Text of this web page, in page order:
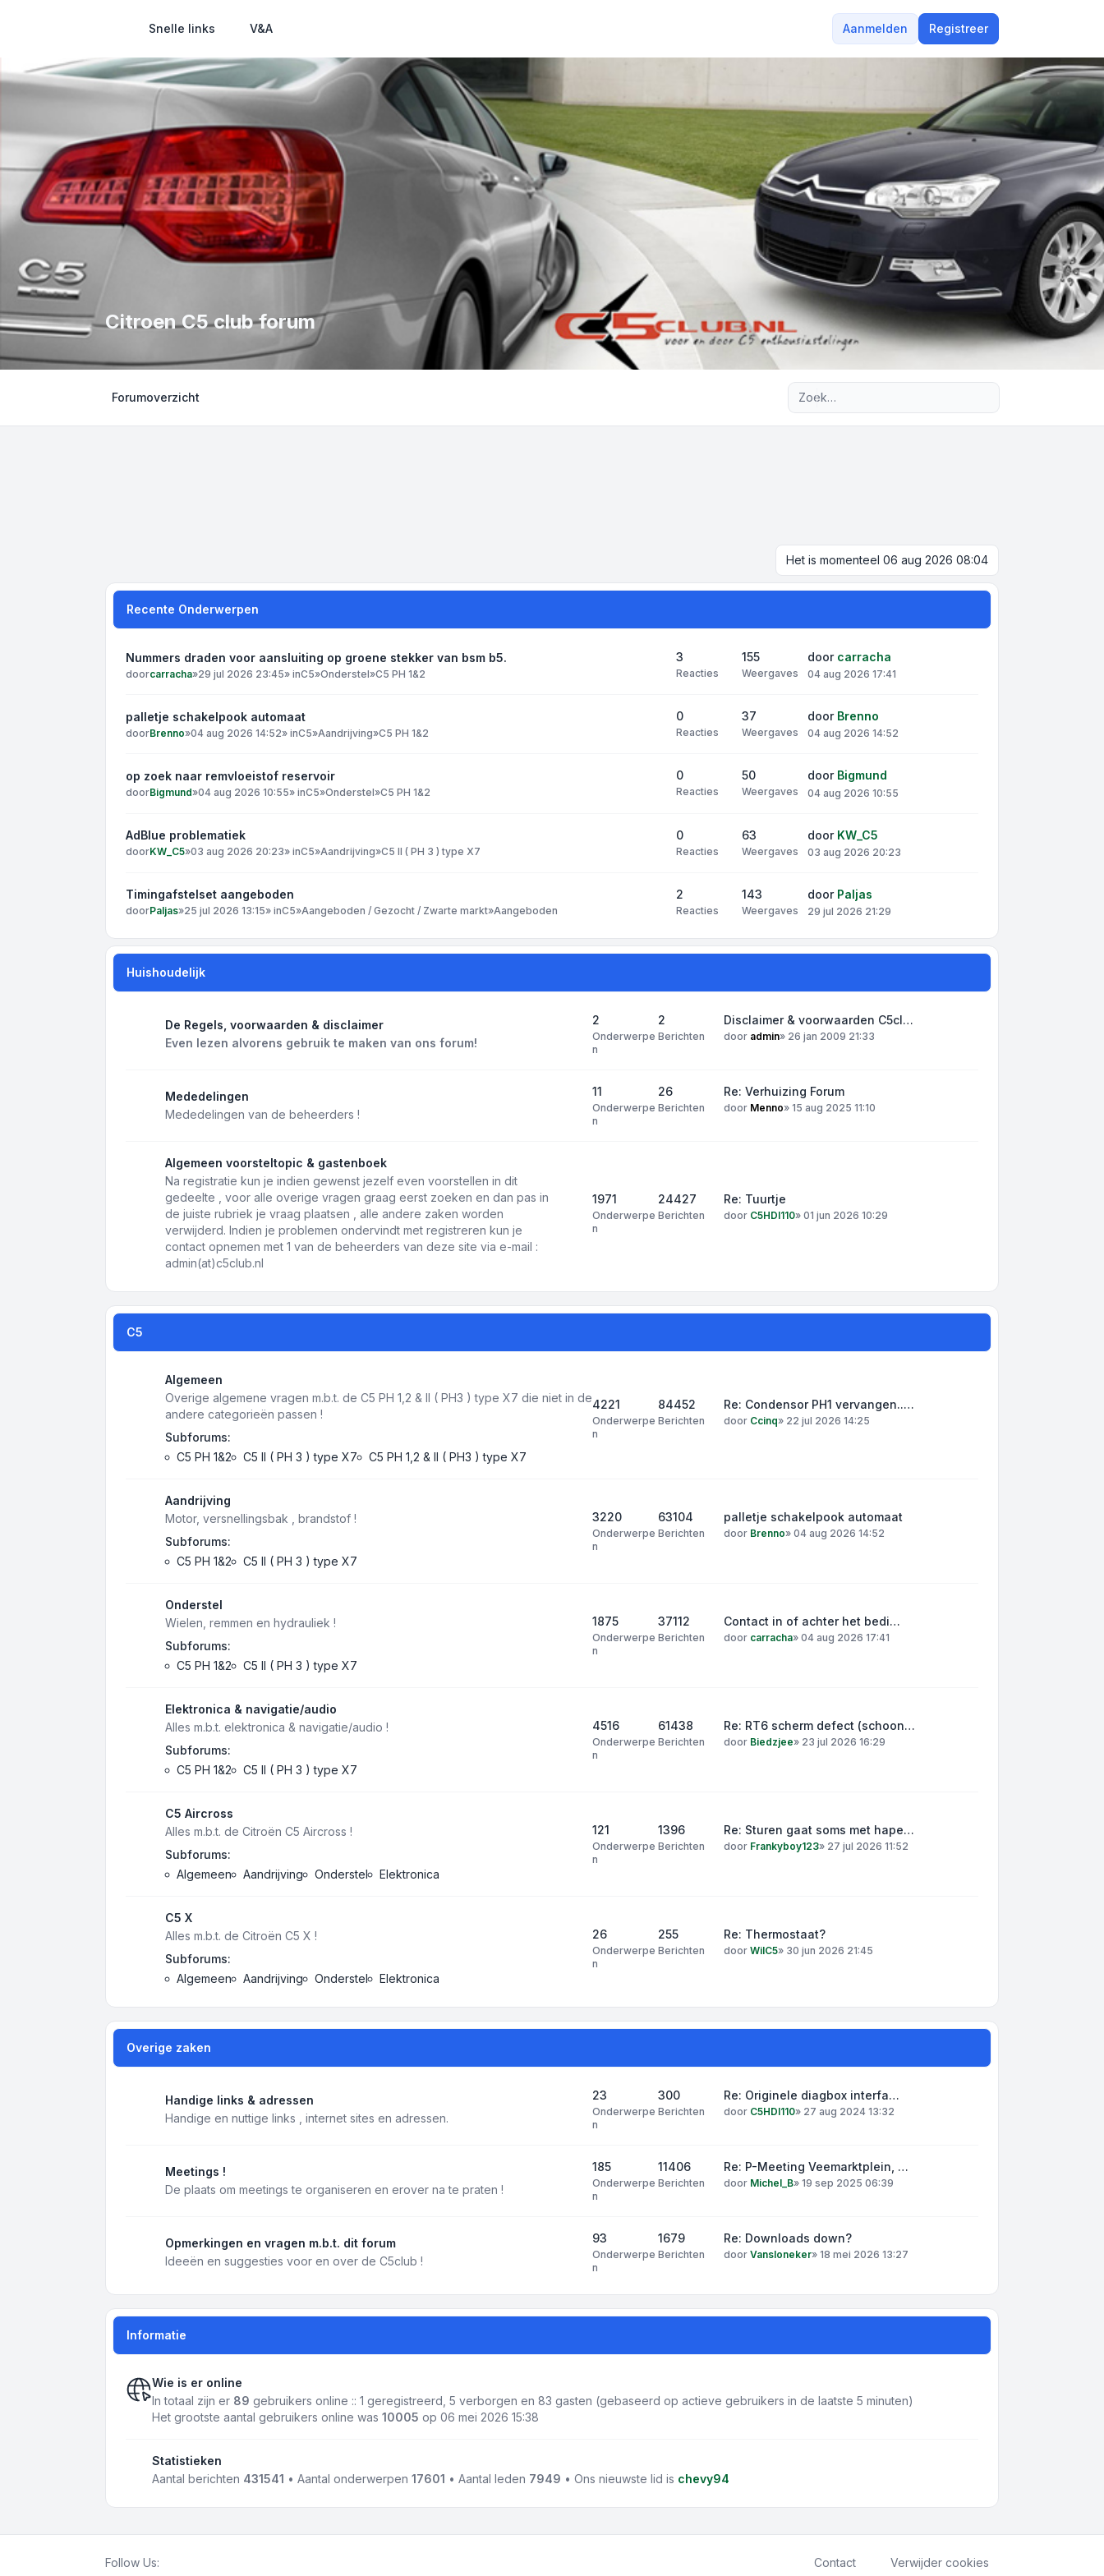
Snelle links V&A Aanmelden Registreer
Citroen C5 club forum
Forumoverzicht
Het is momenteel 06 aug 2026 08:04
Recente Onderwerpen
Nummers draden voor aansluiting op groene stekker van bsm b5.
doorcarracha»29 jul 2026 23:45» inC5»Onderstel»C5 PH 1&2
3
Reacties
155
Weergaves
door carracha
04 aug 2026 17:41
palletje schakelpook automaat
doorBrenno»04 aug 2026 14:52» inC5»Aandrijving»C5 PH 1&2
0
Reacties
37
Weergaves
door Brenno
04 aug 2026 14:52
op zoek naar remvloeistof reservoir
doorBigmund»04 aug 2026 10:55» inC5»Onderstel»C5 PH 1&2
0
Reacties
50
Weergaves
door Bigmund
04 aug 2026 10:55
AdBlue problematiek
doorKW_C5»03 aug 2026 20:23» inC5»Aandrijving»C5 II ( PH 3 ) type X7
0
Reacties
63
Weergaves
door KW_C5
03 aug 2026 20:23
Timingafstelset aangeboden
doorPaljas»25 jul 2026 13:15» inC5»Aangeboden / Gezocht / Zwarte markt»Aangeboden
2
Reacties
143
Weergaves
door Paljas
29 jul 2026 21:29
Huishoudelijk
De Regels, voorwaarden & disclaimer
Even lezen alvorens gebruik te maken van ons forum!
2
Onderwerpe
n
2
Berichten
Disclaimer & voorwaarden C5cl…
door admin» 26 jan 2009 21:33
Mededelingen
Mededelingen van de beheerders !
11
Onderwerpe
n
26
Berichten
Re: Verhuizing Forum
door Menno» 15 aug 2025 11:10
Algemeen voorsteltopic & gastenboek
Na registratie kun je indien gewenst jezelf even voorstellen in dit
gedeelte , voor alle overige vragen graag eerst zoeken en dan pas in
de juiste rubriek je vraag plaatsen , alle andere zaken worden
verwijderd. Indien je problemen ondervindt met registreren kun je
contact opnemen met 1 van de beheerders van deze site via e-mail :
admin(at)c5club.nl
1971
Onderwerpe
n
24427
Berichten
Re: Tuurtje
door C5HDI110» 01 jun 2026 10:29
C5
Algemeen
Overige algemene vragen m.b.t. de C5 PH 1,2 & II ( PH3 ) type X7 die niet in de
andere categorieën passen !
Subforums:
C5 PH 1&2
C5 II ( PH 3 ) type X7 C5 PH 1,2 & II ( PH3 ) type X7
4221
Onderwerpe
n
84452
Berichten
Re: Condensor PH1 vervangen..…
door Ccinq» 22 jul 2026 14:25
Aandrijving
Motor, versnellingsbak , brandstof !
Subforums:
C5 PH 1&2
C5 II ( PH 3 ) type X7
3220
Onderwerpe
n
63104
Berichten
palletje schakelpook automaat
door Brenno» 04 aug 2026 14:52
Onderstel
Wielen, remmen en hydrauliek !
Subforums:
C5 PH 1&2
C5 II ( PH 3 ) type X7
1875
Onderwerpe
n
37112
Berichten
Contact in of achter het bedi…
door carracha» 04 aug 2026 17:41
Elektronica & navigatie/audio
Alles m.b.t. elektronica & navigatie/audio !
Subforums:
C5 PH 1&2
C5 II ( PH 3 ) type X7
4516
Onderwerpe
n
61438
Berichten
Re: RT6 scherm defect (schoon…
door Biedzjee» 23 jul 2026 16:29
C5 Aircross
Alles m.b.t. de Citroën C5 Aircross !
Subforums:
Algemeen
Aandrijving Onderstel Elektronica
121
Onderwerpe
n
1396
Berichten
Re: Sturen gaat soms met hape…
door Frankyboy123» 27 jul 2026 11:52
C5 X
Alles m.b.t. de Citroën C5 X !
Subforums:
Algemeen
Aandrijving Onderstel Elektronica
26
Onderwerpe
n
255
Berichten
Re: Thermostaat?
door WilC5» 30 jun 2026 21:45
Overige zaken
Handige links & adressen
Handige en nuttige links , internet sites en adressen.
23
Onderwerpe
n
300
Berichten
Re: Originele diagbox interfa…
door C5HDI110» 27 aug 2024 13:32
Meetings !
De plaats om meetings te organiseren en erover na te praten !
185
Onderwerpe
n
11406
Berichten
Re: P-Meeting Veemarktplein, …
door Michel_B» 19 sep 2025 06:39
Opmerkingen en vragen m.b.t. dit forum
Ideeën en suggesties voor en over de C5club !
93
Onderwerpe
n
1679
Berichten
Re: Downloads down?
door Vansloneker» 18 mei 2026 13:27
Informatie
Wie is er online
In totaal zijn er 89 gebruikers online :: 1 geregistreerd, 5 verborgen en 83 gasten (gebaseerd op actieve gebruikers in de laatste 5 minuten)
Het grootste aantal gebruikers online was 10005 op 06 mei 2026 15:38
Statistieken
Aantal berichten 431541 • Aantal onderwerpen 17601 • Aantal leden 7949 • Ons nieuwste lid is chevy94
Follow Us: Contact Verwijder cookies